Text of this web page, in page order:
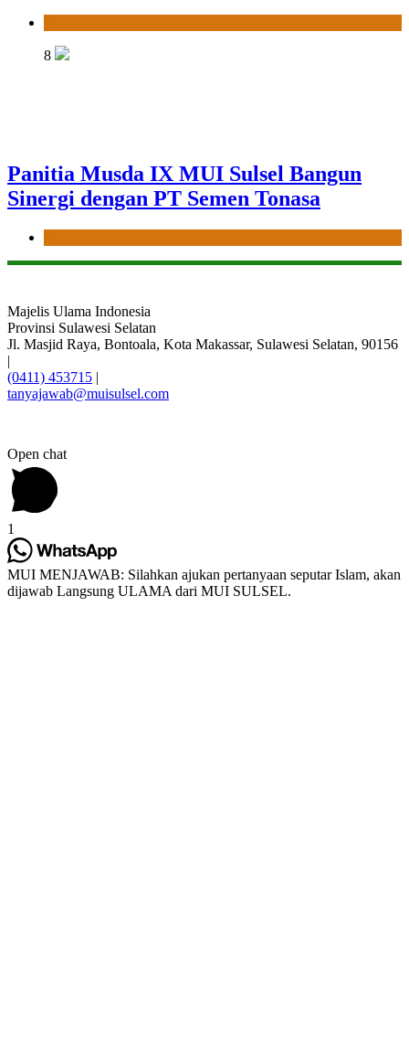
8
Panitia Musda IX MUI Sulsel Bangun
Sinergi dengan PT Semen Tonasa
Majelis Ulama Indonesia
Provinsi Sulawesi Selatan
Jl. Masjid Raya, Bontoala, Kota Makassar, Sulawesi Selatan, 90156
|
(0411) 453715 |
tanyajawab@muisulsel.com
Open chat
1
MUI MENJAWAB: Silahkan ajukan pertanyaan seputar Islam, akan
dijawab Langsung ULAMA dari MUI SULSEL.